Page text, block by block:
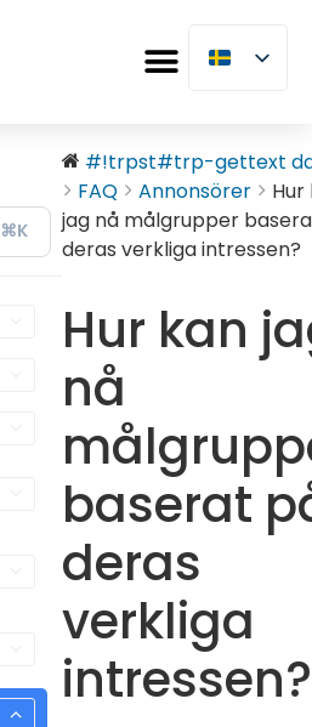
⌘K
#!trpst#trp-gettext
FAQ
Annonsörer
Hur
jag nå målgrupper
deras verkliga intressen?
Hur kan
nå
baserat
deras
verkliga
intressen?